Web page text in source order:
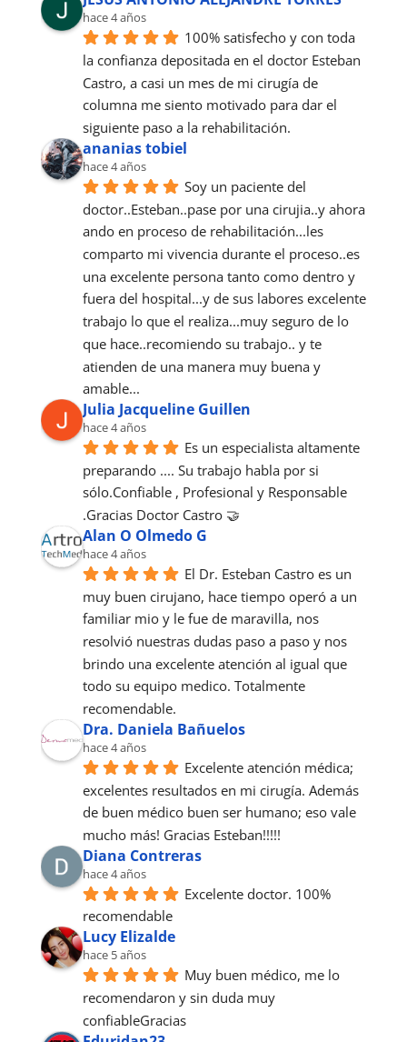
hace 4 años
100% satisfecho y con toda
la confianza depositada en el doctor Esteban
Castro, a casi un mes de mi cirugía de
columna me siento motivado para dar el
siguiente paso a la rehabilitación.
ananias tobiel
hace 4 años
Soy un paciente del
doctor..Esteban..pase por una cirujia..y ahora
ando en proceso de rehabilitación...les
comparto mi vivencia durante el proceso..es
una excelente persona tanto como dentro y
fuera del hospital...y de sus labores excelente
trabajo lo que el realiza...muy seguro de lo
que hace..recomiendo su trabajo.. y te
atienden de una manera muy buena y
amable...
Julia Jacqueline Guillen
hace 4 años
Es un especialista altamente
preparando .... Su trabajo habla por si
sólo.Confiable , Profesional y Responsable
.Gracias Doctor Castro 🤝
Alan O Olmedo G
hace 4 años
El Dr. Esteban Castro es un
muy buen cirujano, hace tiempo operó a un
familiar mio y le fue de maravilla, nos
resolvió nuestras dudas paso a paso y nos
brindo una excelente atención al igual que
todo su equipo medico. Totalmente
recomendable.
Dra. Daniela Bañuelos
hace 4 años
Excelente atención médica;
excelentes resultados en mi cirugía. Además
de buen médico buen ser humano; eso vale
mucho más! Gracias Esteban!!!!!
Diana Contreras
hace 4 años
Excelente doctor. 100%
recomendable
Lucy Elizalde
hace 5 años
Muy buen médico, me lo
recomendaron y sin duda muy
confiableGracias